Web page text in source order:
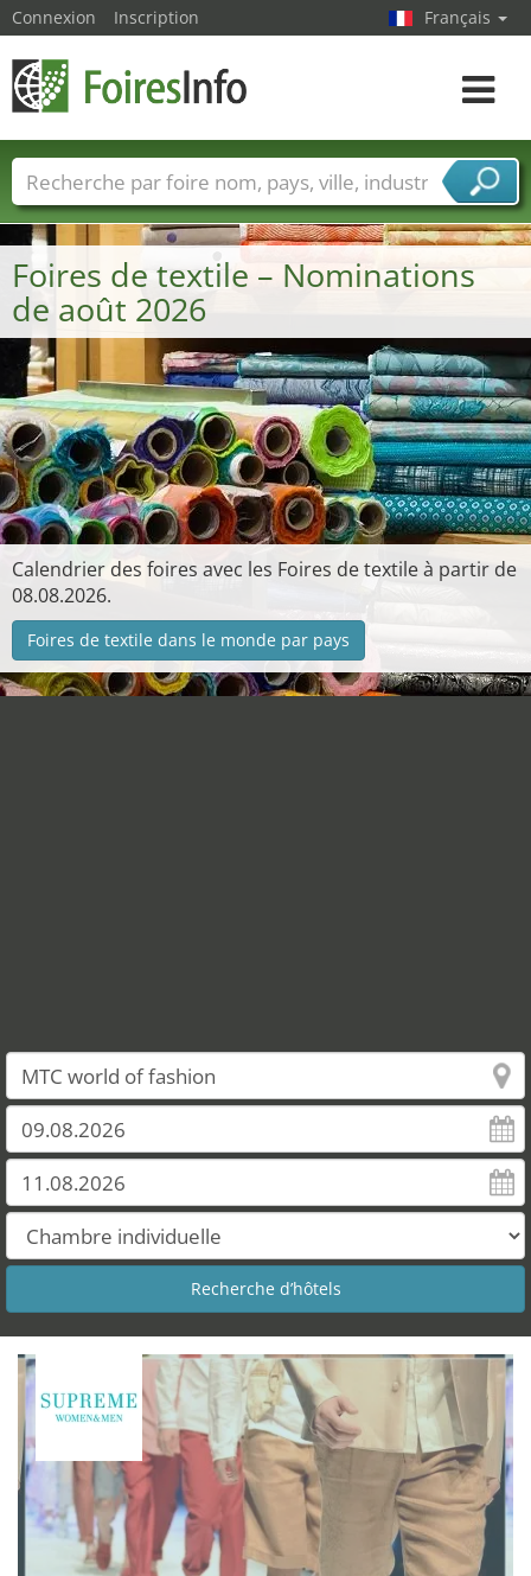
Foires de textile – Nominations
de août 2026
Calendrier des foires avec les Foires de textile à partir de
08.08.2026.
Foires de textile dans le monde par pays
Connexion Inscription Français
Toggle
Foire noms Pays Villes
Secteurs de foire
Secteurs du fournisseur de services